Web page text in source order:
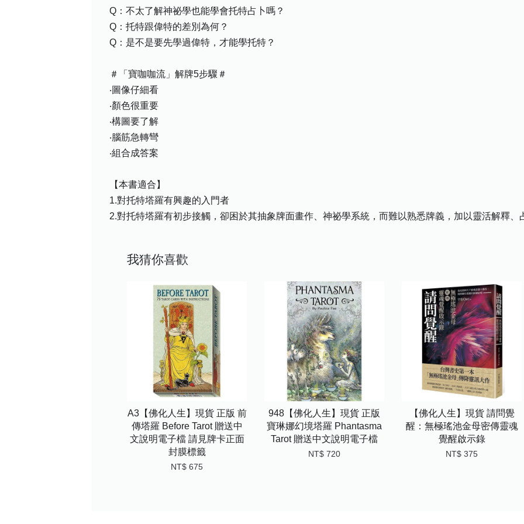
Q：不太了解神祕學也能學會托特占卜嗎？
Q：托特跟偉特的差別為何？
Q：是不是要先學過偉特，才能學托特？
＃「寶咖咖流」解牌5步驟＃
‧圖像仔細看
‧顏色很重要
‧構圖要了解
‧腦筋急轉彎
‧組合成答案
【本書適合】
1.對托特塔羅有興趣的入門者
2.對托特塔羅有初步接觸，卻困於其抽象牌面畫作、神祕學系統，而難以熟悉牌義，加以靈活解釋、
我猜你喜歡
A3【佛化人生】現貨 正版 前
傳塔羅 Before Tarot 贈送中
文說明電子檔 請見牌卡正面
封膜標籤
NT$ 675
948【佛化人生】現貨 正版
寶琳娜幻境塔羅 Phantasma
Tarot 贈送中文說明電子檔
NT$ 720
【佛化人生】現貨 請問覺
醒：無極瑤池金母密傳靈魂
覺醒啟示錄
NT$ 375